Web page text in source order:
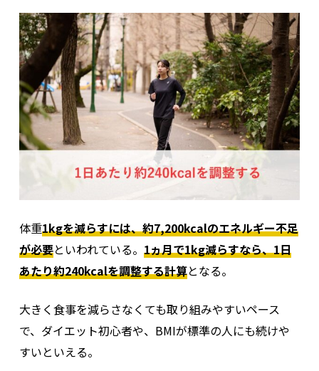
体重1kgを減らすには、約7,200kcalのエネルギー不足
が必要といわれている。 1ヵ月で1kg減らすなら、1日
あたり約240kcalを調整する計算となる。
大きく食事を減らさなくても取り組みやすいペース
で、ダイエット初心者や、BMIが標準の人にも続けや
すいといえる。